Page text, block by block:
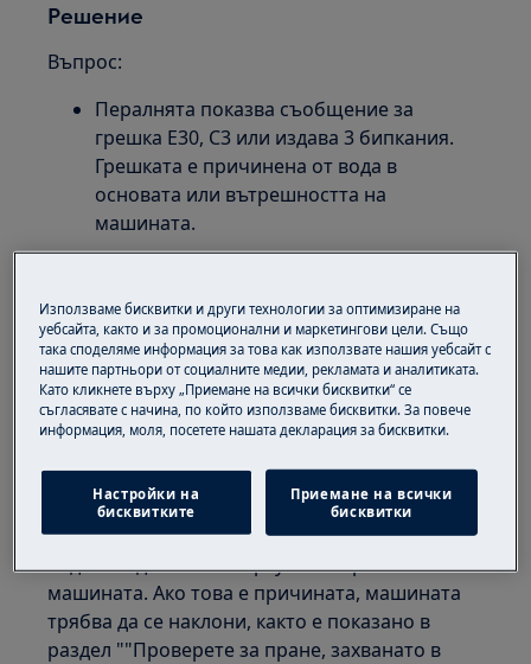
Решение
Въпрос:
Пералнята показва съобщение за
грешка Е30, С3 или издава 3 бипкания.
Грешката е причинена от вода в
основата или вътрешността на
машината.
Пералня с предно натоварване
(интегрирана и самостоятелна)
Решение:
1. Проверете водоснабдителния маркуч
Всеки теч в маркуча може да доведе до това
водата да изтече навън в машината до задния
панел, затова проверете свързването на
водоснабдителния маркуч към кранчето и
машината. Ако това е причината, машината
трябва да се наклони, както е показано в
раздел ""Проверете за пране, захванато в
Използваме бисквитки и други технологии за оптимизиране на
уебсайта, както и за промоционални и маркетингови цели. Също
така споделяме информация за това как използвате нашия уебсайт с
нашите партньори от социалните медии, рекламата и аналитиката.
Като кликнете върху „Приемане на всички бисквитки“ се
съгласявате с начина, по който използваме бисквитки. За повече
информация, моля, посетете нашата декларация за бисквитки.
Настройки на
бисквитките
Приемане на всички
бисквитки